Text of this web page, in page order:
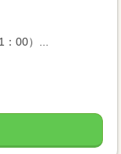
00）...